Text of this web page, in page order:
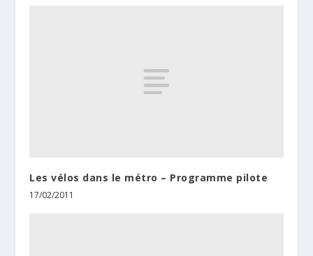
Les vélos dans le métro – Programme pilote
17/02/2011